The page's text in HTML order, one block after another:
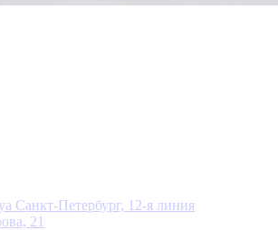
Санкт-Петербург, 12-я линия
21